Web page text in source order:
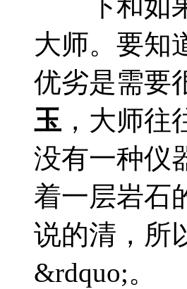
卞和如果
大师。要知
优劣是需要
玉，大师往
没有一种仪
着一层岩石
说的清，所
&rdquo;。